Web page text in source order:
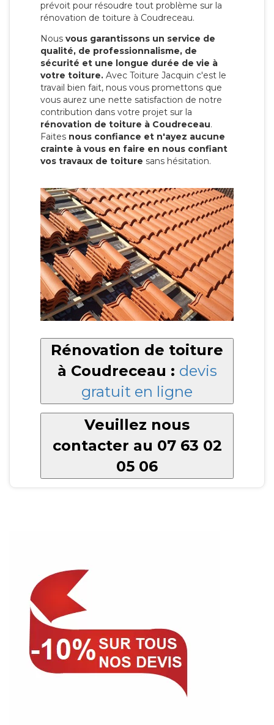
prévoit pour résoudre tout problème sur la
rénovation de toiture à Coudreceau.
Nous vous garantissons un service de
qualité, de professionnalisme, de
sécurité et une longue durée de vie à
votre toiture. Avec Toiture Jacquin c'est le
travail bien fait, nous vous promettons que
vous aurez une nette satisfaction de notre
contribution dans votre projet sur la
rénovation de toiture à Coudreceau.
Faites nous confiance et n'ayez aucune
crainte à vous en faire en nous confiant
vos travaux de toiture sans hésitation.
Rénovation de toiture
à Coudreceau : devis
gratuit en ligne
Veuillez nous
contacter au 07 63 02
05 06